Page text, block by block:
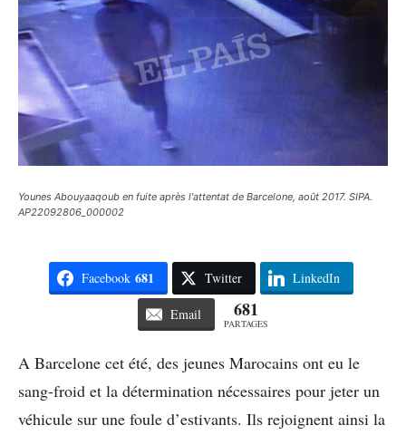
Younes Abouyaaqoub en fuite après l'attentat de Barcelone, août 2017. SIPA.
AP22092806_000002
Facebook 681 Twitter LinkedIn
Email 681
PARTAGES
A Barcelone cet été, des jeunes Marocains ont eu le
sang-froid et la détermination nécessaires pour jeter un
véhicule sur une foule d’estivants. Ils rejoignent ainsi la